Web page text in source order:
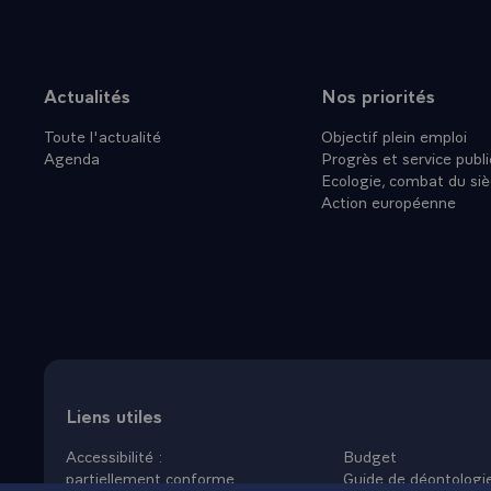
de
importante
Ce n'est
et de la
créent,
- Je vous
l'académie
suis
dans les
Plan du site
Actualités
Toute l'actualité
Agenda
Nos priorités
Objectif plein emploi
Progrès et service
Ecologie, combat du
Action européenne
Liens utiles
Accessibilité :
partiellement conforme
Budget
Guide de